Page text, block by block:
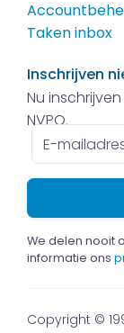
Taken inbox
Inschrijven
Nu
NVPO.
E-
mailadres
We delen nooit
informatie ons
Copyright ©